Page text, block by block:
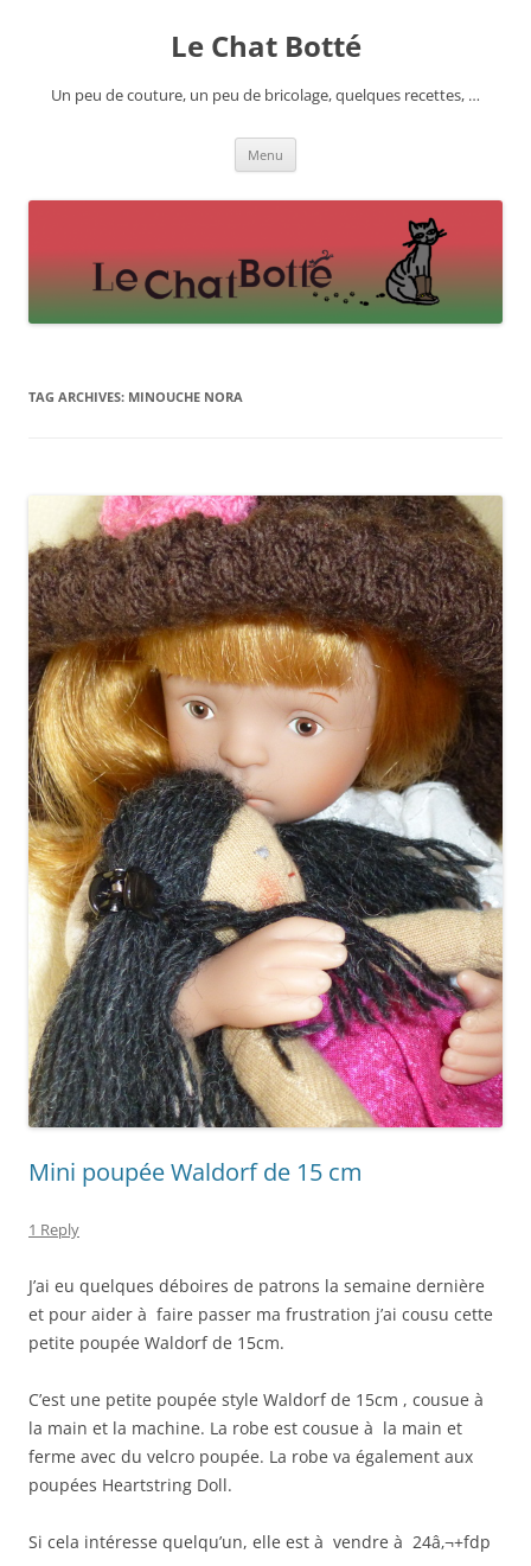
Le Chat Botté
Un peu de couture, un peu de bricolage, quelques recettes, …
Menu
TAG ARCHIVES: MINOUCHE NORA
Mini poupée Waldorf de 15 cm
1 Reply
J’ai eu quelques déboires de patrons la semaine dernière
et pour aider à faire passer ma frustration j’ai cousu cette
petite poupée Waldorf de 15cm.
C’est une petite poupée style Waldorf de 15cm , cousue à
la main et la machine. La robe est cousue à la main et
ferme avec du velcro poupée. La robe va également aux
poupées Heartstring Doll.
Si cela intéresse quelqu’un, elle est à vendre à 24â‚¬+fdp